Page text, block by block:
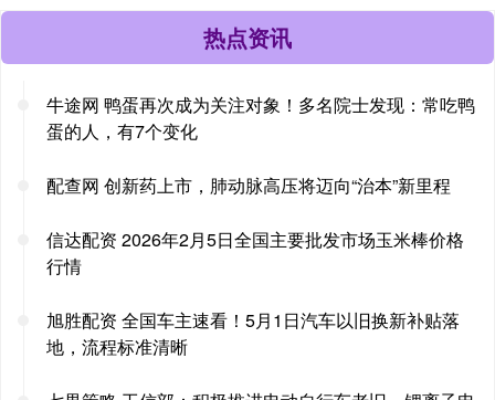
热点资讯
牛途网 鸭蛋再次成为关注对象！多名院士发现：常吃鸭
蛋的人，有7个变化
配查网 创新药上市，肺动脉高压将迈向“治本”新里程
信达配资 2026年2月5日全国主要批发市场玉米棒价格
行情
旭胜配资 全国车主速看！5月1日汽车以旧换新补贴落
地，流程标准清晰